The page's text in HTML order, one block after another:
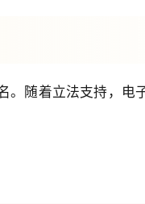
随着立法支持，